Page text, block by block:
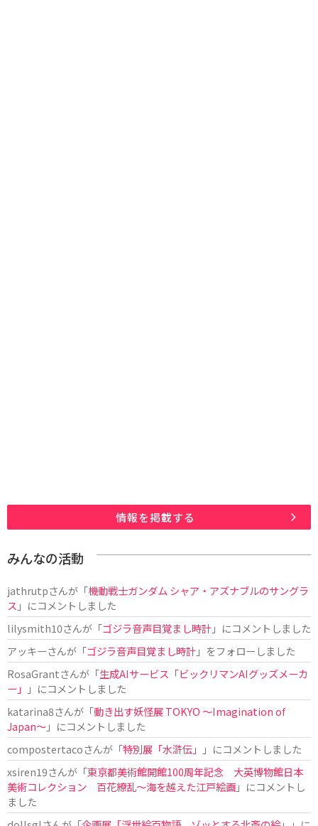
情報を掲載する
みんなの活動
jathrutpさんが「機動戦士ガンダム シャア・アズナブルのサングラ
ス 」にコメントしました
lilysmith10さんが「ゴジラ音声目覚まし時計」にコメントしました
アッキーさんが「ゴジラ音声目覚まし時計」をフォローしました
RosaGrantさんが「生成AIサービス「ビックリマンAIグッズメーカ
ー」
」にコメントしました
katarina8さんが「動き出す妖怪展 TOKYO 〜Imagination of
Japan〜」にコメントしました
compostertacoさんが「特別展「水滸伝」
」にコメントしました
xsiren19さんが「東京都美術館開館100周年記念 大英博物館日本
美術コレクション 百花繚乱～海を越えた江戸絵画」にコメントし
ました